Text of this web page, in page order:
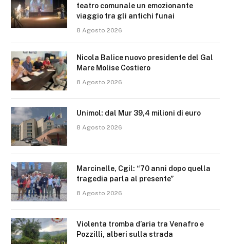
teatro comunale un emozionante
viaggio tra gli antichi funai
8 Agosto 2026
Nicola Balice nuovo presidente del Gal
Mare Molise Costiero
8 Agosto 2026
Unimol: dal Mur 39,4 milioni di euro
8 Agosto 2026
Marcinelle, Cgil: “70 anni dopo quella
tragedia parla al presente”
8 Agosto 2026
Violenta tromba d’aria tra Venafro e
Pozzilli, alberi sulla strada